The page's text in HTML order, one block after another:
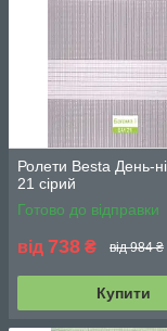
Ролети Besta День-
21 сірий
Готово до відправки
від 738 ₴ від 984 ₴
Купити